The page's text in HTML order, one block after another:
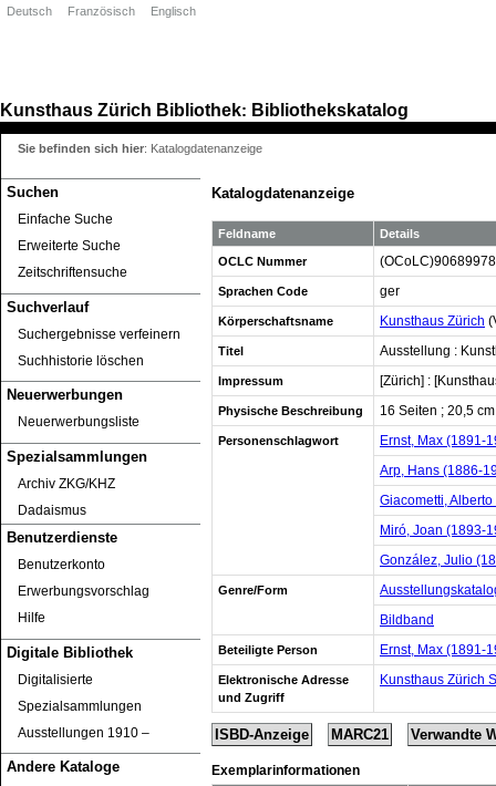
Kunsthaus Zürich Bibliothek: Bibliothekskatalog
Suchen
Einfache Suche
Erweiterte Suche
Zeitschriftensuche
Suchverlauf
Suchergebnisse verfeinern
Suchhistorie löschen
Neuerwerbungen
Neuerwerbungsliste
Spezialsammlungen
Archiv ZKG/KHZ
Dadaismus
Benutzerdienste
Benutzerkonto
Erwerbungsvorschlag
Hilfe
Digitale Bibliothek
Digitalisierte
Spezialsammlungen
Ausstellungen 1910 ‒
Andere Kataloge
Deutsch Französisch Englisch
Sie befinden sich hier: Katalogdatenanzeige
Katalogdatenanzeige
Feldname Details
OCLC Nummer
Sprachen Code ger
Körperschaftsname Kunsthaus Zürich
Titel Ausstellung :
Impressum [Zürich] :
Physische Beschreibung 16 Seiten ; 20,5 cm
Personenschlagwort
Ernst, Max (1891-
Arp, Hans (1886-
Giacometti,
Miró, Joan (1893-
González, Julio
Genre/Form
Bildband
Beteiligte Person Ernst, Max (1891-
Elektronische Adresse
und Zugriff
Kunsthaus Zürich
ISBD-Anzeige MARC21 Verwandte
Exemplarinformationen